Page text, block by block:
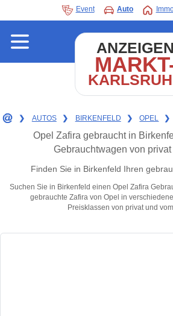
Event Auto
ANZEIGEN
❯ AUTOS ❯ BIRKENFELD ❯ OPEL ❯
Opel Zafira gebraucht in
Gebrauchtwagen von
Finden Sie in Birkenfeld Ihren
Suchen Sie in Birkenfeld einen Opel Zafira
gebrauchte Zafira von Opel in
Preisklassen von privat und